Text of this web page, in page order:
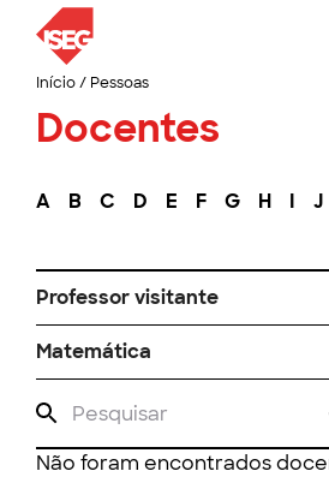
Início/ Pessoas
Docentes
A B C D E F G H I J
Professor visitante
Matemática
Não foram encontrados